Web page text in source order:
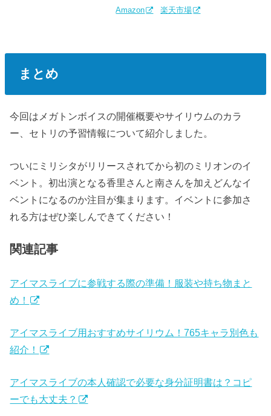
Amazon
楽天市場
まとめ
今回はメガトンボイスの開催概要やサイリウムのカラ
ー、セトリの予習情報について紹介しました。
ついにミリシタがリリースされてから初のミリオンのイ
ベント。初出演となる香里さんと南さんを加えどんなイ
ベントになるのか注目が集まります。イベントに参加さ
れる方はぜひ楽しんできてください！
関連記事
アイマスライブに参戦する際の準備！服装や持ち物まと
め！
アイマスライブ用おすすめサイリウム！765キャラ別色も
紹介！
アイマスライブの本人確認で必要な身分証明書は？コピ
ーでも大丈夫？